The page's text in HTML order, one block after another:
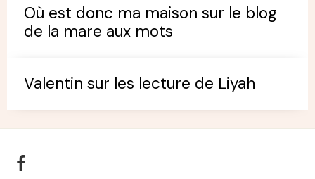
Où est donc ma maison sur le blog
de la mare aux mots
Valentin sur les lecture de Liyah